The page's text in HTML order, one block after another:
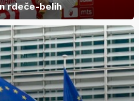
rdeče-belih